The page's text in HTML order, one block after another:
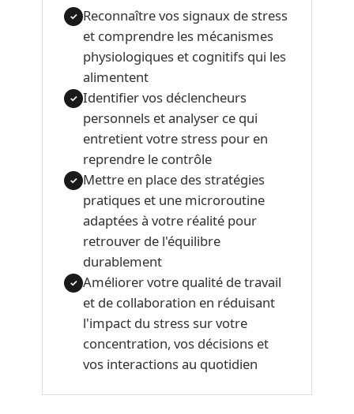
✓ Reconnaître vos signaux de stress
et comprendre les mécanismes
physiologiques et cognitifs qui les
alimentent
✓ Identifier vos déclencheurs
personnels et analyser ce qui
entretient votre stress pour en
reprendre le contrôle
✓ Mettre en place des stratégies
pratiques et une microroutine
adaptées à votre réalité pour
retrouver de l'équilibre
durablement
✓ Améliorer votre qualité de travail
et de collaboration en réduisant
l'impact du stress sur votre
concentration, vos décisions et
vos interactions au quotidien